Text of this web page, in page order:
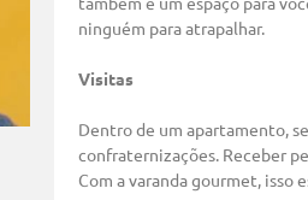
ninguém para atrapalhar.
Visitas
Dentro de um apartamento,
confraternizações. Receber
Com a varanda gourmet, isso